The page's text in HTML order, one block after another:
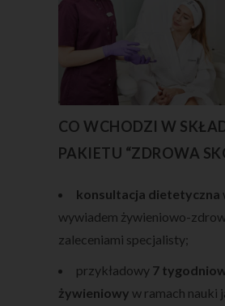
CO WCHODZI W
PAKIETU “ZDROWA
konsultacja dietetyczna
wywiadem żywieniowo-
zaleceniami specjalisty;
przykładowy 7
żywieniowy w ramach nauki